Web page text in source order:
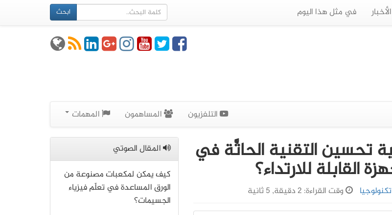
الأخبار في مثل هذا اليوم ابحث
التلفزيون المساهمون المهمات
تحسين التقنية الحاثَّة في
القابلة للارتداء؟
تكنولوجيا وقت القراءة: 2 دقيقة, 5 ثانية
المقال الصوتي
كيف يمكن لمكعبات مصنوعة من
الورق المساعدة في تعلّم فيزياء
الجسيمات؟